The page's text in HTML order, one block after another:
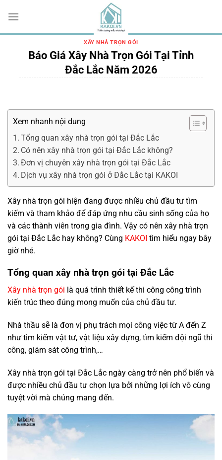
đến
nội
XÂY NHÀ TRỌN GÓI
Báo Giá Xây Nhà Trọn Gói Tại Tỉnh
Đắc Lắc Năm 2026
Xem nhanh nội dung
Tổng quan xây nhà trọn gói tại Đắc Lắc
Có nên xây nhà trọn gói tại Đắc Lắc không?
Đơn vị chuyên xây nhà trọn gói tại Đắc Lắc
Dịch vụ xây nhà trọn gói ở Đắc Lắc tại KAKOI
Xây nhà trọn gói hiện đang được nhiều chủ đầu tư tìm
kiếm và tham khảo để đáp ứng nhu cầu sinh sống của họ
và các thành viên trong gia đình. Vậy có nên xây nhà trọn
gói tại Đắc Lắc hay không? Cùng KAKOI tìm hiểu ngay bây
giờ nhé.
Tổng quan xây nhà trọn gói tại Đắc Lắc
Xây nhà trọn gói là quá trình thiết kế thi công công trình
kiến trúc theo đúng mong muốn của chủ đầu tư.
Nhà thầu sẽ là đơn vị phụ trách mọi công việc từ A đến Z
như tìm kiếm vật tư, vật liệu xây dựng, tìm kiếm đội ngũ thi
công, giám sát công trình,…
Xây nhà trọn gói tại Đắc Lắc ngày càng trở nên phổ biến và
được nhiều chủ đầu tư chọn lựa bởi những lợi ích vô cùng
tuyệt vời mà chúng mang đến.